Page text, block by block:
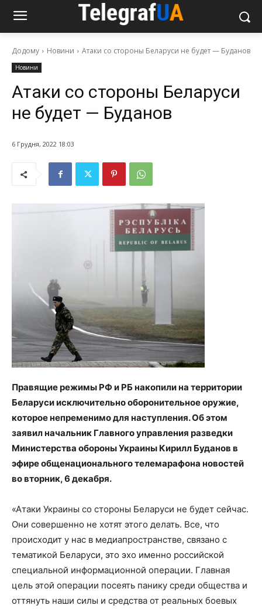
Додому Новини Атаки со стороны Беларуси не будет — Буданов
Новини
Атаки со стороны Беларуси
не будет — Буданов
6 Грудня, 2022 18:03
Правящие режимы РФ и РБ накопили на территории
Беларуси исключительно оборонительное оружие,
которое непременимо для наступления. Об этом
заявил начальник Главного управления разведки
Министерства обороны Украины Кирилл Буданов в
эфире общенационального телемарафона новостей
во вторник, 6 декабря.
«Атаки Украины со стороны Беларуси не будет сейчас.
Они совершенно не хотят этого делать. Все, что
происходит у нас в медиапространстве, связано с
тематикой Беларуси, это эхо именно российской
специальной информационной операции. Главная
цель этой операции посеять панику среди общества и
оттянуть наши силы и средства от реальных боевых